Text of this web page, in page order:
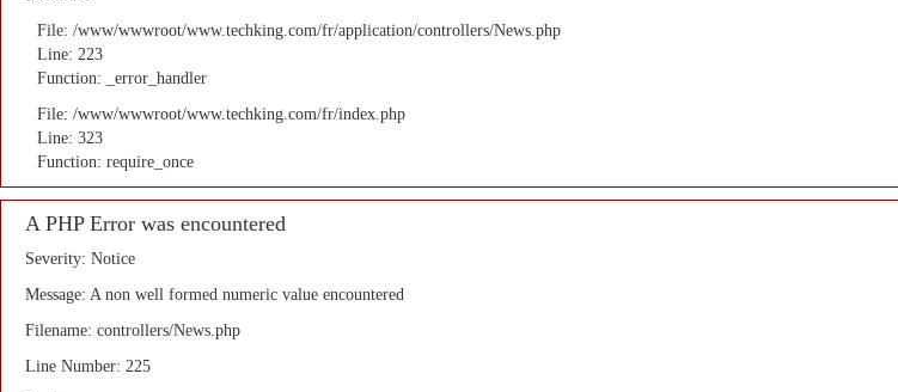
File: /www/wwwroot/www.techking.com/fr/application/controllers/News.php
Line: 223
Function: _error_handler
File: /www/wwwroot/www.techking.com/fr/index.php
Line: 323
Function: require_once
A PHP Error was encountered
Severity: Notice
Message: A non well formed numeric value encountered
Filename: controllers/News.php
Line Number: 225